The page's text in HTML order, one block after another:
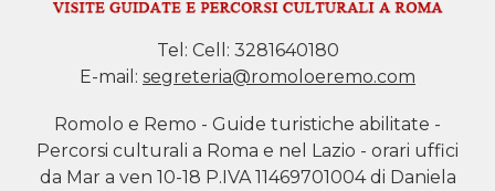
Tel: Cell: 3281640180
E-mail: segreteria@romoloeremo.com
Romolo e Remo - Guide turistiche abilitate -
Percorsi culturali a Roma e nel Lazio - orari uffici
da Mar a ven 10-18 P.IVA 11469701004 di Daniela